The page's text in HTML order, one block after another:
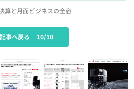
と月面ビジネスの全容
事へ戻る 10/10